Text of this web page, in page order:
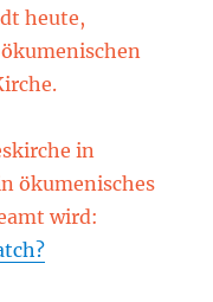
heute,
in
ökumenisches
wird: